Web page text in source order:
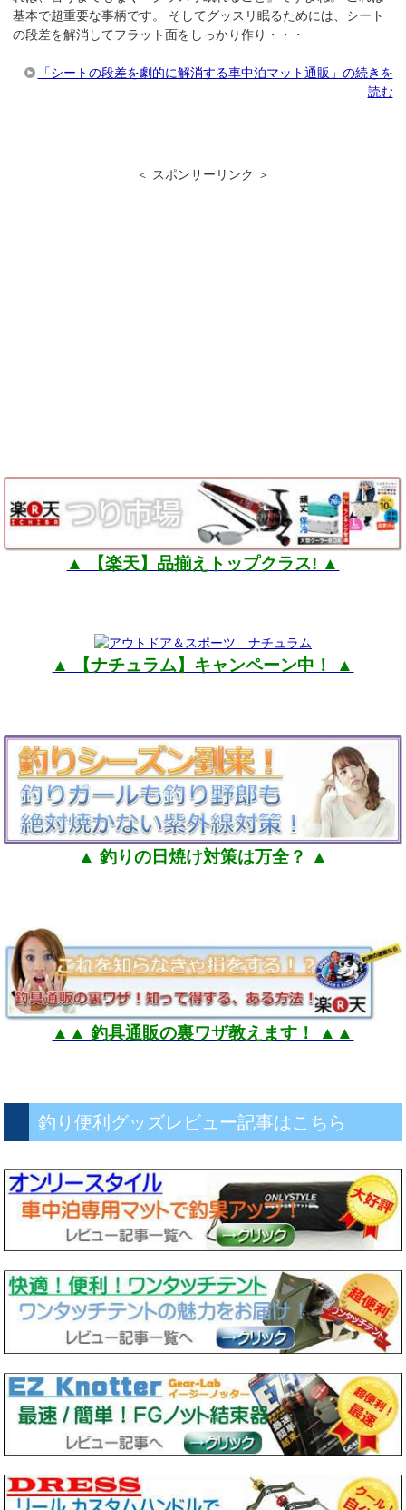
基本で超重要な事柄です。 そしてグッスリ眠るためには、シート
の段差を解消してフラット面をしっかり作り・・・
「シートの段差を劇的に解消する車中泊マット通販」の続きを
読む
＜ スポンサーリンク ＞
▲ 【楽天】品揃えトップクラス! ▲
▲ 【ナチュラム】キャンペーン中！ ▲
▲ 釣りの日焼け対策は万全？ ▲
▲▲ 釣具通販の裏ワザ教えます！ ▲▲
釣り便利グッズレビュー記事はこちら